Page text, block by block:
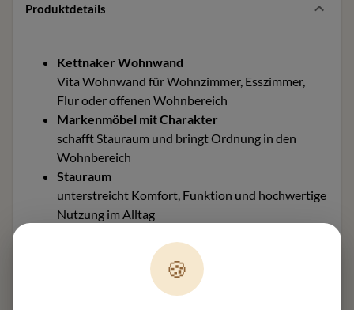
Produktdetails
Kettnaker Wohnwand
Vita Wohnwand für Wohnzimmer, Esszimmer,
Flur oder offenen Wohnbereich
Markenmöbel mit Charakter
schafft Stauraum und bringt Ordnung in den
Wohnbereich
Stauraum
unterstreicht Komfort, Funktion und hochwertige
Nutzung im Alltag
helfen bei Planung, Stellfläche und Raumwirkung
Material und Ausführung
passend zur Einrichtung und zum gewünschten
🍪